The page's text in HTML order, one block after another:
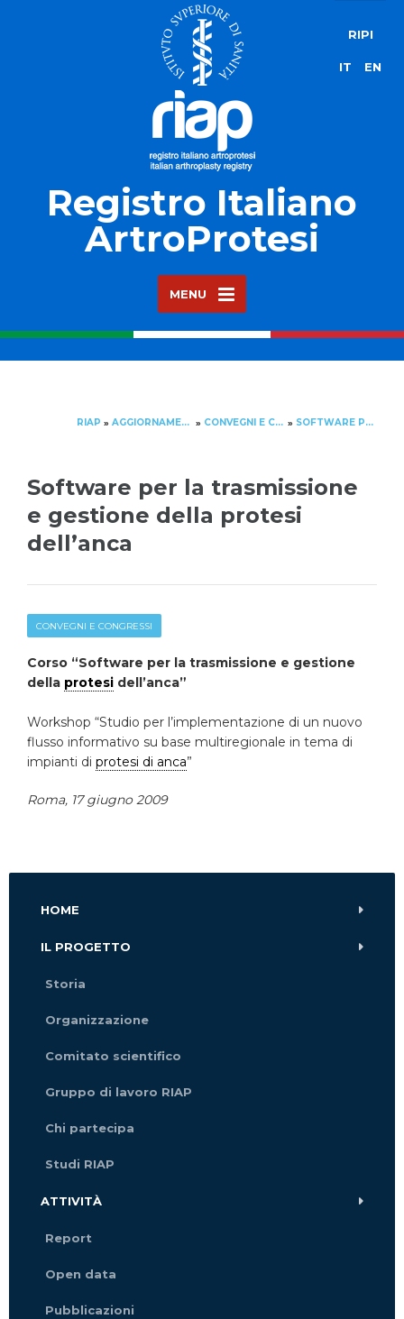
Registro Italiano
ArtroProtesi
MENU
RIPI
IT EN
RIAP » AGGIORNAMENTO » CONVEGNI E CONGRESSI » SOFTWARE PER LA TRASMISSIONE E GESTIONE DELLA PROTESI DELL’ANCA
Software per la trasmissione
e gestione della protesi
dell’anca
CONVEGNI E CONGRESSI
Corso “Software per la trasmissione e gestione
della protesi dell’anca”
Workshop “Studio per l’implementazione di un nuovo
flusso informativo su base multiregionale in tema di
impianti di protesi di anca”
Roma, 17 giugno 2009
HOME
IL PROGETTO
Storia
Organizzazione
Comitato scientifico
Gruppo di lavoro RIAP
Chi partecipa
Studi RIAP
ATTIVITÀ
Report
Open data
Pubblicazioni